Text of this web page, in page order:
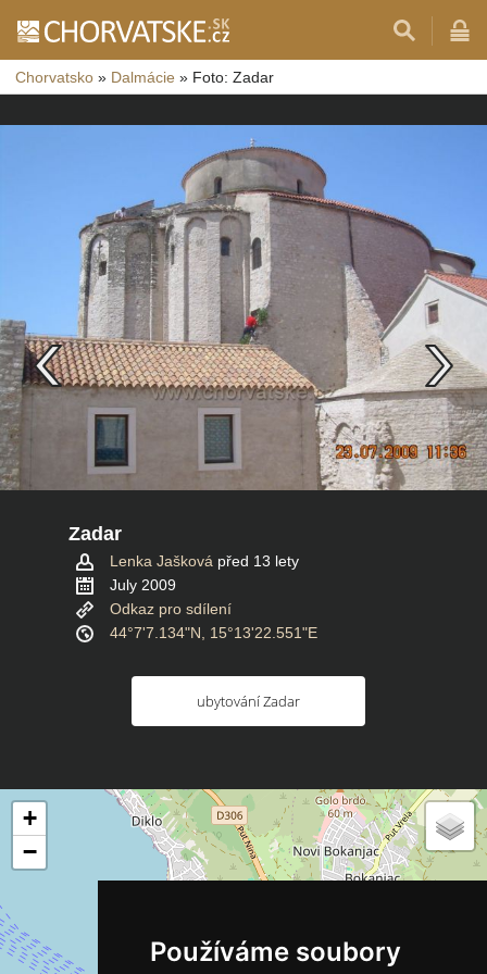
Používáme soubory
Chorvatsko » Dalmácie » Foto: Zadar
Zadar
Lenka Jašková před 13 lety
July 2009
Odkaz pro sdílení
44°7'7.134"N, 15°13'22.551"E
ubytování Zadar
+
−